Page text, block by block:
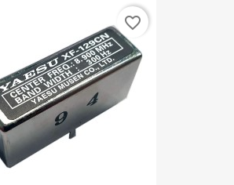
favorite_border